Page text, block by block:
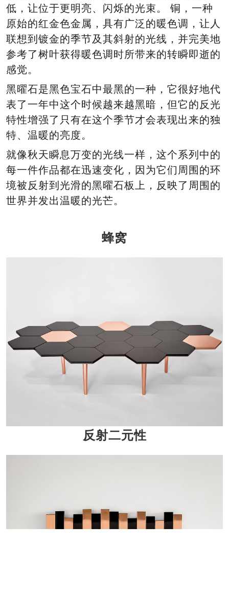
低，让位于更明亮、闪烁的光束。 铜，一种
原始的红金色金属，具有广泛的暖色调，让人
联想到镀金的季节及其斜射的光线，并完美地
参考了树叶获得暖色调时所带来的转瞬即逝的
感觉。
黑曜石是黑色宝石中最黑的一种，它很好地代
表了一年中这个时候越来越黑暗，但它的反光
特性增强了只有在这个季节才会表现出来的独
特、温暖的亮度。
就像秋天瞬息万变的光线一样，这个系列中的
每一件作品都在迅速变化，因为它们周围的环
境被反射到光滑的黑曜石板上，反映了周围的
世界并发出温暖的光芒。
蜂窝
反射二元性